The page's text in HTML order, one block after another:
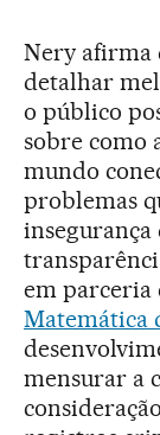
Nery afirma
detalhar
o público
sobre como
mundo
problemas
insegurança
em parceria
Matemática
mensurar a